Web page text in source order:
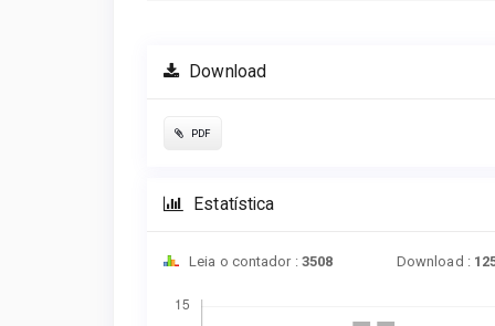
Download
PDF
Estatística
Leia o contador : 3508 Download :